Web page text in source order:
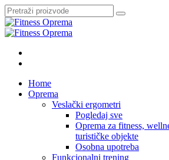
Pretraži:
Home
Oprema
Veslački ergometri
Pogledaj sve
Oprema za fitness,
turističke objekte
Osobna upotreba
Funkcionalni trening